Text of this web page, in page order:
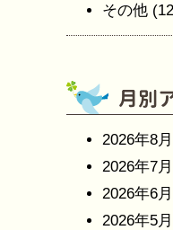
その他
2026年8月
2026年7月
2026年6月
2026年5月